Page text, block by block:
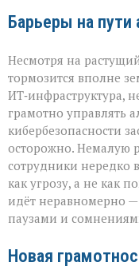
Барьеры на пути
Несмотря на
тормозится вполне
ИТ‑инфраструктура,
грамотно управлять
кибербезопасности
осторожно. Немалую
сотрудники нередко
как угрозу, а не как
идёт неравномерно —
паузами и
Новая